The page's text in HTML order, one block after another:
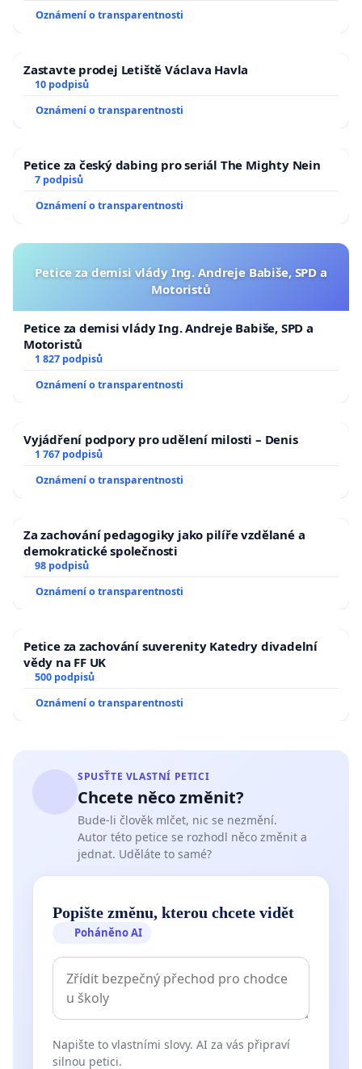
Oznámení o transparentnosti
Zastavte prodej Letiště Václava Havla
10 podpisů
Oznámení o transparentnosti
Petice za český dabing pro seriál The Mighty Nein
7 podpisů
Oznámení o transparentnosti
Petice za demisi vlády Ing. Andreje Babiše, SPD a
Motoristů
Petice za demisi vlády Ing. Andreje Babiše, SPD a
Motoristů
1 827 podpisů
Oznámení o transparentnosti
Vyjádření podpory pro udělení milosti – Denis
1 767 podpisů
Oznámení o transparentnosti
Za zachování pedagogiky jako pilíře vzdělané a
demokratické společnosti
98 podpisů
Oznámení o transparentnosti
Petice za zachování suverenity Katedry divadelní
vědy na FF UK
500 podpisů
Oznámení o transparentnosti
SPUSŤTE VLASTNÍ PETICI
Chcete něco změnit?
Bude-li člověk mlčet, nic se nezmění.
Autor této petice se rozhodl něco změnit a
jednat. Uděláte to samé?
Popište změnu, kterou chcete vidět
Poháněno AI
Napište to vlastními slovy. AI za vás připraví
silnou petici.